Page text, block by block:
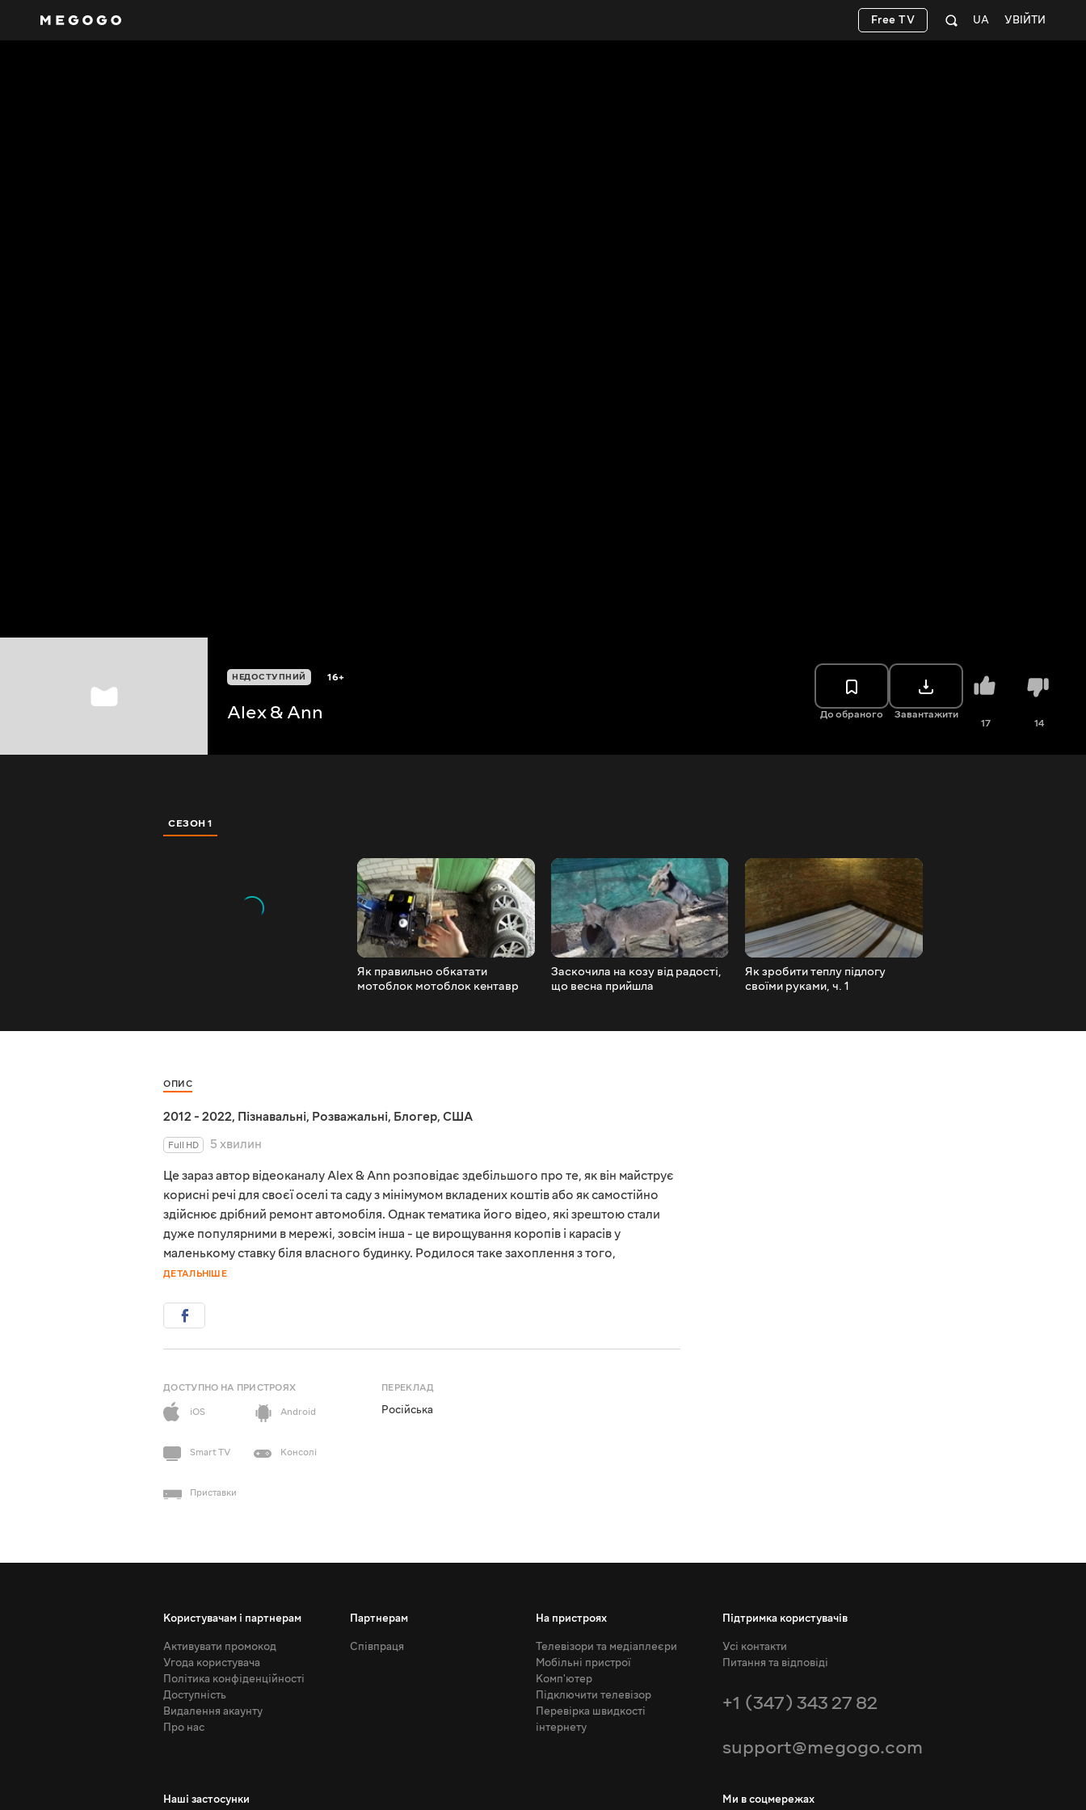
УВІЙТИ
UA
Free TV
НЕДОСТУПНИЙ 16+
Alex & Ann До обраного Завантажити
17 14
СЕЗОН 1
Як правильно обкатати
мотоблок мотоблок кентавр
Заскочила на козу від радості,
що весна прийшла
Як зробити теплу підлогу
своїми руками, ч. 1
ОПИС
2012 - 2022, Пізнавальні, Розважальні, Блогер, США
Full HD
5 хвилин
Це зараз автор відеоканалу Alex & Ann розповідає здебільшого про те, як він майструє
корисні речі для своєї оселі та саду з мінімумом вкладених коштів або як самостійно
здійснює дрібний ремонт автомобіля. Однак тематика його відео, які зрештою стали
дуже популярними в мережі, зовсім інша - це вирощування коропів і карасів у
маленькому ставку біля власного будинку. Родилося таке захоплення з того,
ДЕТАЛЬНІШЕ
ДОСТУПНО НА ПРИСТРОЯХ
iOS
Android
Smart TV Консолі
Приставки
ПЕРЕКЛАД
Російська
Користувачам і партнерам
Активувати промокод
Угода користувача
Політика конфіденційності
Доступність
Видалення акаунту
Про нас
Партнерам
Співпраця
На пристроях
Телевізори та медіаплеєри
Мобільні пристрої
Комп'ютер
Підключити телевізор
Перевірка швидкості
інтернету
Підтримка користувачів
Усі контакти
Питання та відповіді
+1 (347) 343 27 82
support@megogo.com
Наші застосунки Ми в соцмережах